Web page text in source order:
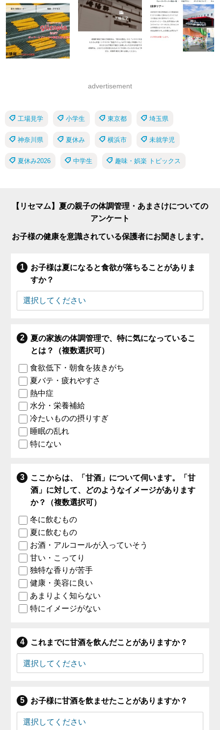
advertisement
工場見学 小学生 東京都 埼玉県
神奈川県 夏休み 横浜市 未就学児
夏休み2026 中学生 趣味・娯楽 トピックス
【リセマム】夏の親子の体調管理・あまさけについての
アンケート
お子様の健康を意識されている保護者にお聞きします。
お子様は夏になると食欲が落ちることがありま
すか？
夏の家族の体調管理で、特に気になっているこ
とは？（複数選択可）
食欲低下・朝食を抜きがち
夏バテ・疲れやすさ
熱中症
水分・栄養補給
冷たいものの摂りすぎ
睡眠の乱れ
特にない
ここからは、「甘酒」について伺います。「甘
酒」に対して、どのようなイメージがあります
か？（複数選択可）
冬に飲むもの
夏に飲むもの
お酒・アルコールが入っていそう
甘い・こってり
独特な香りが苦手
健康・美容に良い
あまりよく知らない
特にイメージがない
これまでに甘酒を飲んだことがありますか？
お子様に甘酒を飲ませたことがありますか？